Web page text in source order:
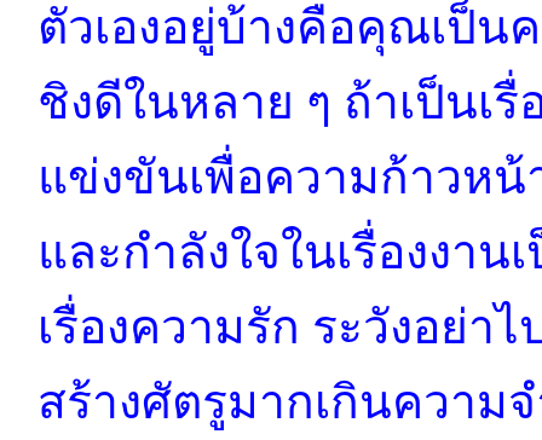
ตัวเองอยู่บ้างคือคุณเป็น
ชิงดีในหลาย ๆ ถ้าเป็นเ
แข่งขันเพื่อความก้าวหน้
และกำลังใจในเรื่องงา
เรื่องความรัก ระวังอย่า
สร้างศัตรูมากเกินความ